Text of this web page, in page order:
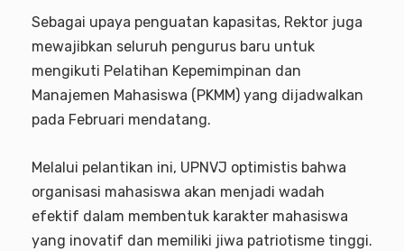
Sebagai upaya penguatan kapasitas, Rektor juga
mewajibkan seluruh pengurus baru untuk
mengikuti Pelatihan Kepemimpinan dan
Manajemen Mahasiswa (PKMM) yang dijadwalkan
pada Februari mendatang.
Melalui pelantikan ini, UPNVJ optimistis bahwa
organisasi mahasiswa akan menjadi wadah
efektif dalam membentuk karakter mahasiswa
yang inovatif dan memiliki jiwa patriotisme tinggi.